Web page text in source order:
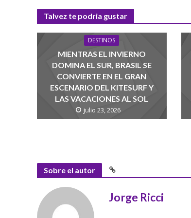
Talvez te podria gustar
DESTINOS
MIENTRAS EL INVIERNO
DOMINA EL SUR, BRASIL SE
CONVIERTE EN EL GRAN
ESCENARIO DEL KITESURF Y
LAS VACACIONES AL SOL
julio 23, 2026
Sobre el autor
Jorge Ricci